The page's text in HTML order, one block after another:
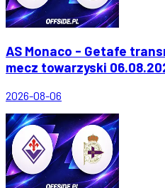
AS Monaco - Getafe
mecz towarzyski
2026-08-06